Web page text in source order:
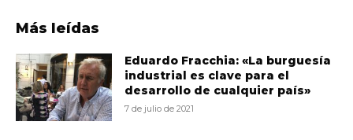
Más leídas
Eduardo Fracchia: «La burguesía
industrial es clave para el
desarrollo de cualquier país»
7 de julio de 2021